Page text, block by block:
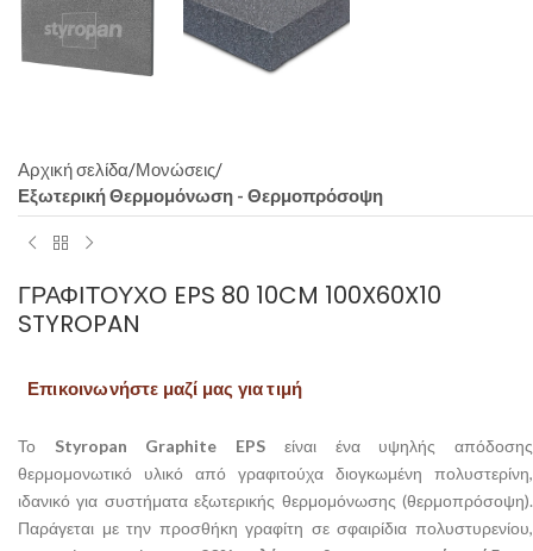
Αρχική σελίδα Μονώσεις
Εξωτερική Θερμομόνωση - Θερμοπρόσοψη
ΓΡΑΦΙΤΟΎΧΟ EPS 80 10CM 100X60X10
STYROPAN
Επικοινωνήστε μαζί μας για τιμή
Το Styropan Graphite EPS είναι ένα υψηλής απόδοσης
θερμομονωτικό υλικό από γραφιτούχα διογκωμένη πολυστερίνη,
ιδανικό για συστήματαεξωτερικής θερμομόνωσης (θερμοπρόσοψη).
Παράγεται με την προσθήκη γραφίτη σε σφαιρίδια πολυστυρενίου,